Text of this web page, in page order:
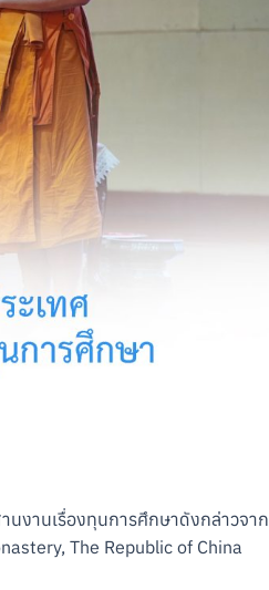
งานเรื่องทุนการศึกษาดังกล่าวจาก
The Republic of China